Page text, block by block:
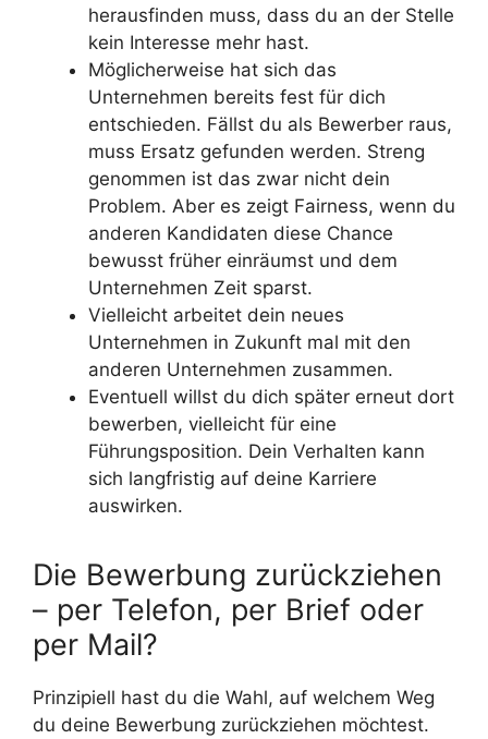
herausfinden muss, dass du an der Stelle
kein Interesse mehr hast.
Möglicherweise hat sich das
Unternehmen bereits fest für dich
entschieden. Fällst du als Bewerber raus,
muss Ersatz gefunden werden. Streng
genommen ist das zwar nicht dein
Problem. Aber es zeigt Fairness, wenn du
anderen Kandidaten diese Chance
bewusst früher einräumst und dem
Unternehmen Zeit sparst.
Vielleicht arbeitet dein neues
Unternehmen in Zukunft mal mit den
anderen Unternehmen zusammen.
Eventuell willst du dich später erneut dort
bewerben, vielleicht für eine
Führungsposition. Dein Verhalten kann
sich langfristig auf deine Karriere
auswirken.
Die Bewerbung zurückziehen
– per Telefon, per Brief oder
per Mail?
Prinzipiell hast du die Wahl, auf welchem Weg
du deine Bewerbung zurückziehen möchtest.